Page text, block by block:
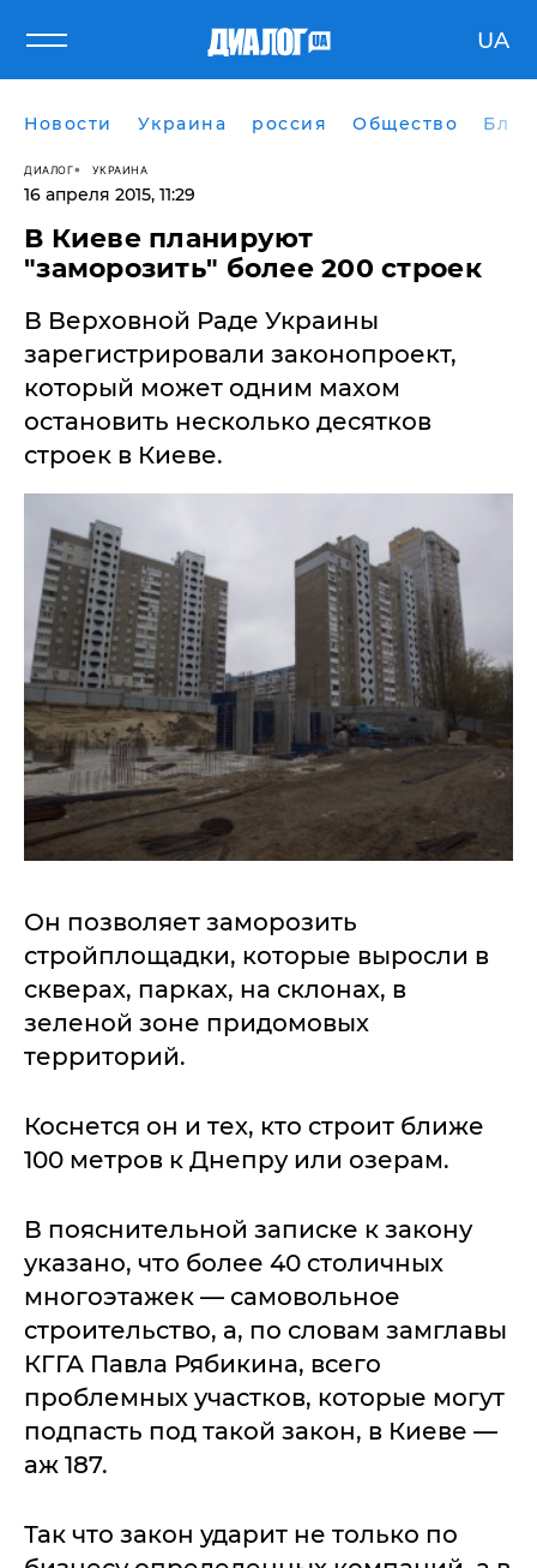
UA
Новости Украина россия Общество
ДИАЛОГ УКРАИНА
16 апреля 2015, 11:29
В Киеве планируют
"заморозить" более 200 строек
В Верховной Раде Украины
зарегистрировали законопроект,
который может одним махом
остановить несколько десятков
строек в Киеве.
Он позволяет заморозить
стройплощадки, которые выросли в
скверах, парках, на склонах, в
зеленой зоне придомовых
территорий.
Коснется он и тех, кто строит ближе
100 метров к Днепру или озерам.
В пояснительной записке к закону
указано, что более 40 столичных
многоэтажек — самовольное
строительство, а, по словам замглавы
КГГА Павла Рябикина, всего
проблемных участков, которые могут
подпасть под такой закон, в Киеве —
аж 187.
Так что закон ударит не только по